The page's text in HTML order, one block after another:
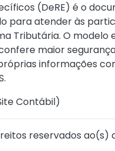
(DeRE) é o
para atender às
Tributária. O modelo
maior
informações
Contábil)
reservados ao(s)